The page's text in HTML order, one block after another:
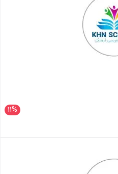
11%